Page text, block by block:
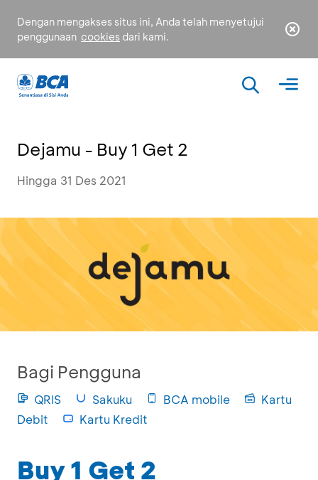
Dengan mengakses situs ini, Anda telah menyetujui
penggunaan cookies dari kami.
Dejamu - Buy 1 Get 2
Hingga 31 Des 2021
Bagi Pengguna
QRIS Sakuku BCA mobile
Kartu
Debit
Kartu Kredit
Buy 1 Get 2